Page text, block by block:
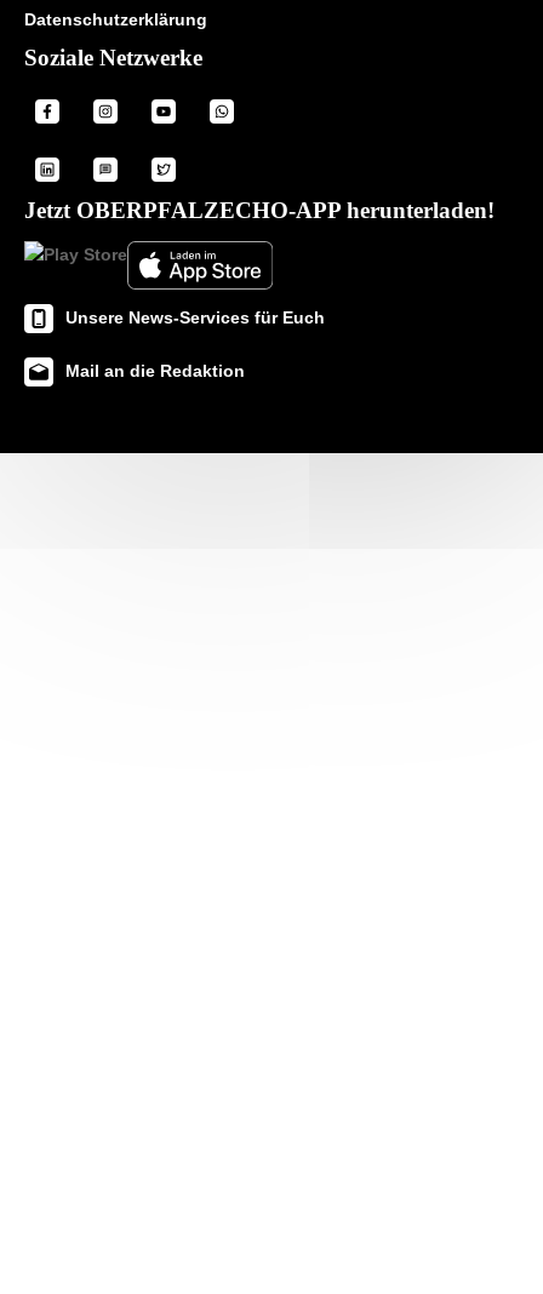
Datenschutzerklärung
Soziale Netzwerke
Jetzt OBERPFALZECHO-APP herunterladen!
Unsere News-Services für Euch
Mail an die Redaktion